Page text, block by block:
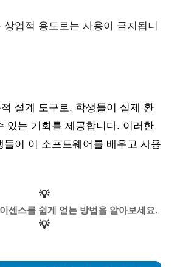
상업적 용도로는 사용이 금지됩니
설계 도구로, 학생들이 실제 환
있는 기회를 제공합니다. 이러한
들이 이 소프트웨어를 배우고 사용
💡
센스를 쉽게 얻는 방법을 알아보세요.
💡